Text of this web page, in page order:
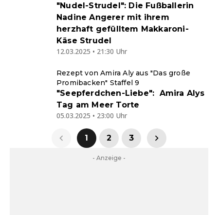
"Nudel-Strudel": Die Fußballerin
Nadine Angerer mit ihrem
herzhaft gefülltem Makkaroni-
Käse Strudel
12.03.2025 • 21:30 Uhr
Rezept von Amira Aly aus "Das große
Promibacken" Staffel 9
"Seepferdchen-Liebe": Amira Alys
Tag am Meer Torte
05.03.2025 • 23:00 Uhr
1 2 3
- Anzeige -